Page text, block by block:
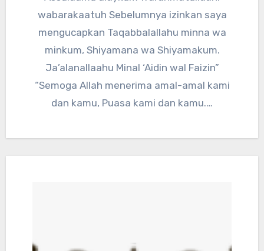
wabarakaatuh Sebelumnya izinkan saya
mengucapkan Taqabbalallahu minna wa
minkum, Shiyamana wa Shiyamakum.
Ja’alanallaahu Minal ‘Aidin wal Faizin”
“Semoga Allah menerima amal-amal kami
dan kamu, Puasa kami dan kamu.…